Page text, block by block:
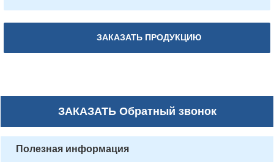
ЗАКАЗАТЬ ПРОДУКЦИЮ
ЗАКАЗАТЬОбратный звонок
Полезная информация